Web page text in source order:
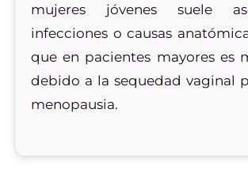
mujeres jóvenes suele
infecciones o causas
que en pacientes mayores es
debido a la sequedad vaginal
menopausia.